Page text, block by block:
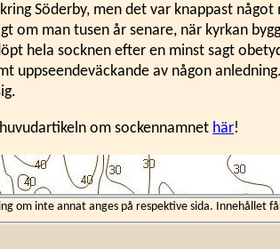
Söderby, men det var knappast
om man tusen år senare, när kyrkan
hela socknen efter en minst sagt
uppseendeväckande av någon
om sockennamnet här!
om inte annat anges på respektive sida. Innehållet